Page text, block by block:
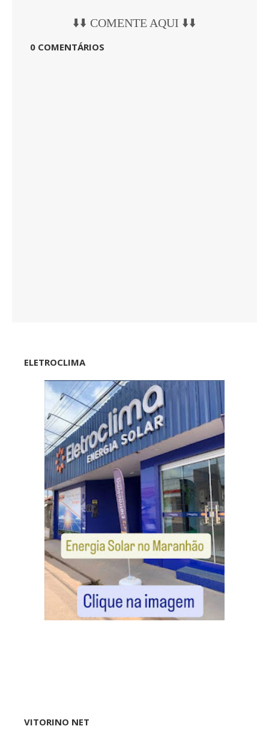
⬇️⬇️ COMENTE AQUI ⬇️⬇️
0 COMENTÁRIOS
ELETROCLIMA
VITORINO NET